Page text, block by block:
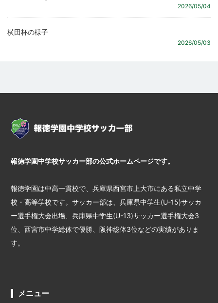
2026/05/04
横田杯の様子
2026/05/03
報徳学園中学校サッカー部の公式ホームページです。
報徳学園は中高一貫校で、兵庫県西宮市上大市にある私立中学
校・高等学校です。サッカー部は、兵庫県中学生(U-15)サッカ
ー選手権大会出場、兵庫県中学生(U-13)サッカー選手権大会3
位、西宮市中学総体で優勝、阪神総体3位などの実績がありま
す。
メニュー